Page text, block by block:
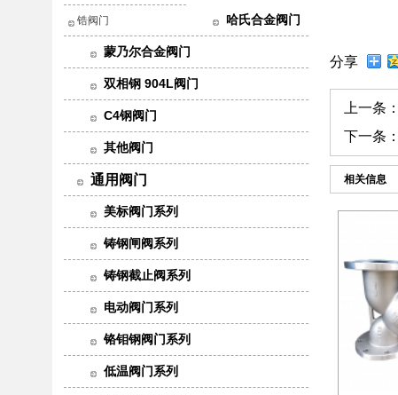
分享
上一条：
下一条：
相关信息
锆阀门 哈氏合金阀门
蒙乃尔合金阀门
双相钢 904L阀门
C4钢阀门
其他阀门
通用阀门
美标阀门系列
铸钢闸阀系列
铸钢截止阀系列
电动阀门系列
铬钼钢阀门系列
低温阀门系列